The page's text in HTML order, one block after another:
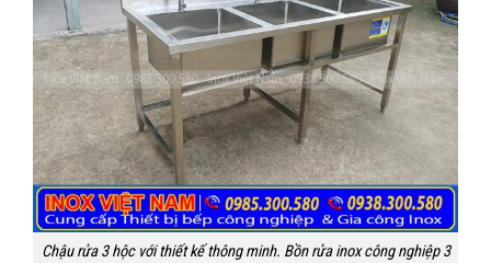
Chậu rửa 3 hộc với thiết kế thông minh. Bồn rửa inox công nghiệp 3